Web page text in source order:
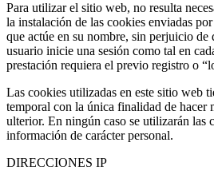
Para utilizar el sitio web, no resulta
la instalación de las cookies enviadas
que actúe en su nombre, sin perjuicio de
usuario inicie una sesión como tal en
prestación requiera el previo registro o
Las cookies utilizadas en este sitio web
temporal con la única finalidad de hacer
ulterior. En ningún caso se utilizarán las
información de carácter personal.
DIRECCIONES IP